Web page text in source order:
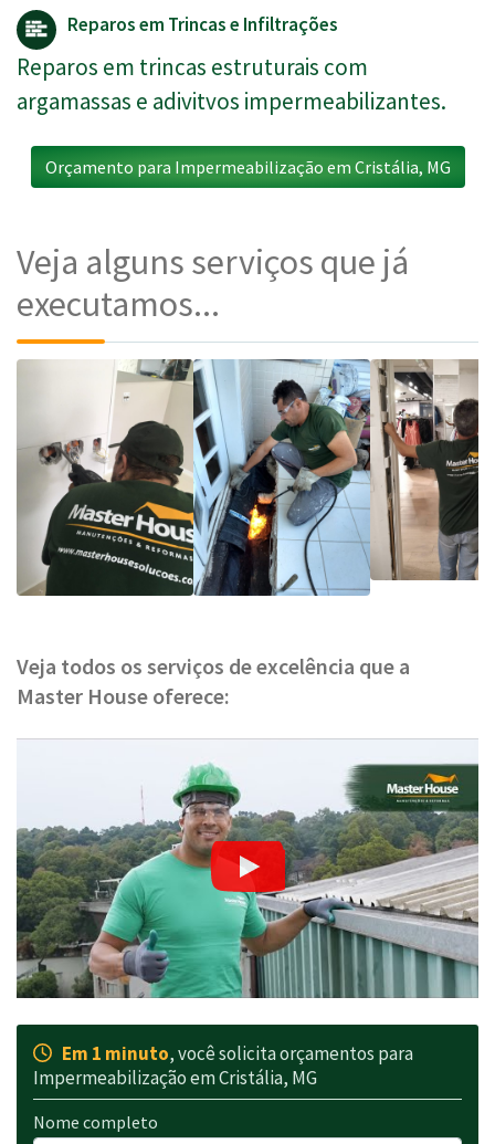
Reparos em Trincas e Infiltrações
Reparos em trincas estruturais com
argamassas e adivitvos impermeabilizantes.
Orçamento para Impermeabilização em Cristália, MG
Veja alguns serviços que já
executamos...
Veja todos os serviços de excelência que a
Master House oferece:
Em 1 minuto, você solicita orçamentos para
Impermeabilização em Cristália, MG
Nome completo